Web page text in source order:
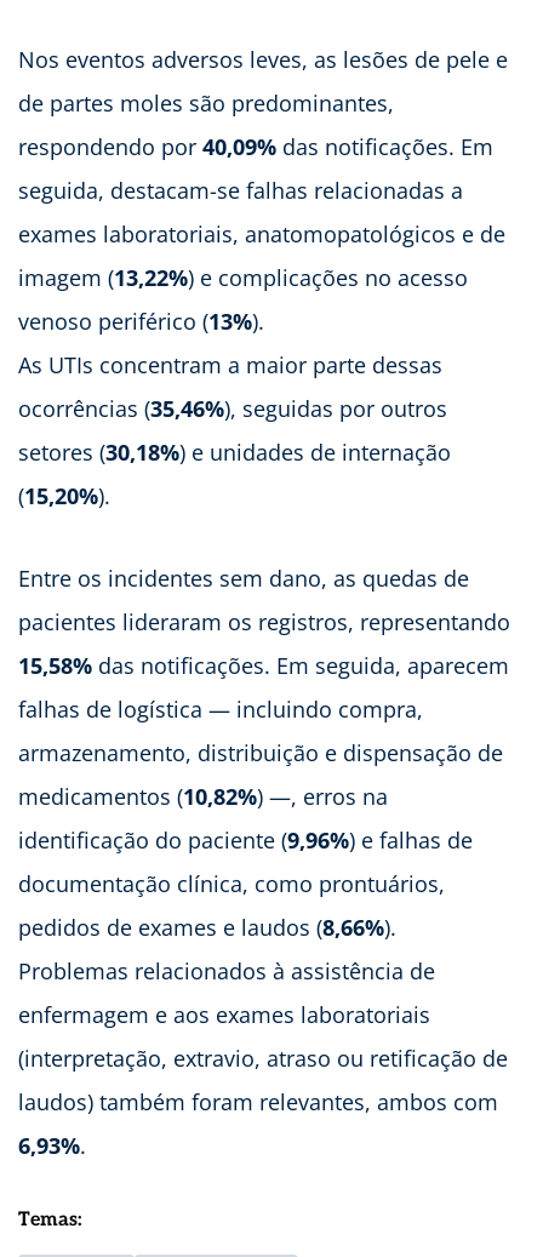
Nos eventos adversos leves, as lesões de pele e
de partes moles são predominantes,
respondendo por 40,09% das notificações. Em
seguida, destacam-se falhas relacionadas a
exames laboratoriais, anatomopatológicos e de
imagem (13,22%) e complicações no acesso
venoso periférico (13%).
As UTIs concentram a maior parte dessas
ocorrências (35,46%), seguidas por outros
setores (30,18%) e unidades de internação
(15,20%).
Entre os incidentes sem dano, as quedas de
pacientes lideraram os registros, representando
15,58% das notificações. Em seguida, aparecem
falhas de logística — incluindo compra,
armazenamento, distribuição e dispensação de
medicamentos (10,82%) —, erros na
identificação do paciente (9,96%) e falhas de
documentação clínica, como prontuários,
pedidos de exames e laudos (8,66%).
Problemas relacionados à assistência de
enfermagem e aos exames laboratoriais
(interpretação, extravio, atraso ou retificação de
laudos) também foram relevantes, ambos com
6,93%.
Temas: